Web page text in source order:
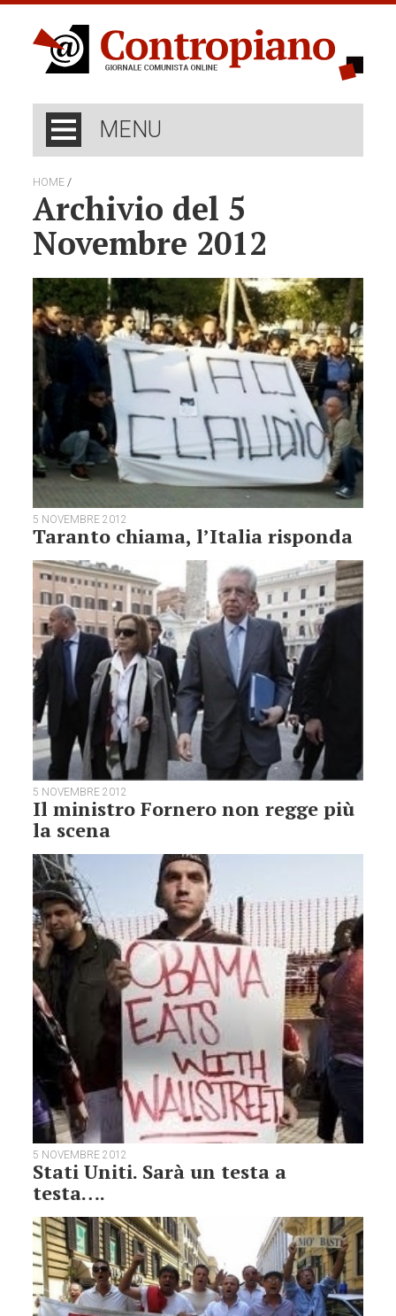
MENU
HOME /
Archivio del 5
Novembre 2012
5 NOVEMBRE 2012
Taranto chiama, l’Italia risponda
5 NOVEMBRE 2012
Il ministro Fornero non regge più
la scena
5 NOVEMBRE 2012
Stati Uniti. Sarà un testa a
testa….